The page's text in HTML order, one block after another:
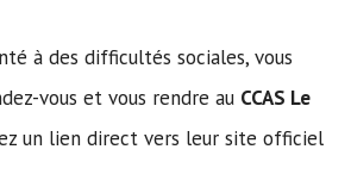
à des difficultés sociales, vous
vous et vous rendre au CCAS Le
un lien direct vers leur site officiel